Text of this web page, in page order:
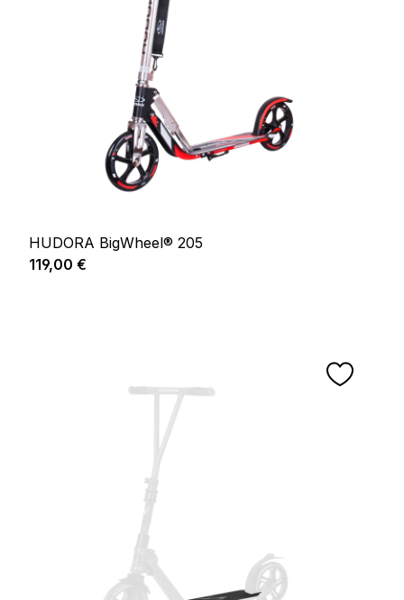
HUDORA BigWheel® 205
Prix régulier :
119,00 €